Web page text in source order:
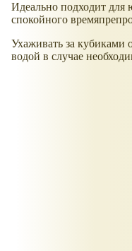
Идеально подходит для
спокойного
Ухаживать за кубиками
водой в случае